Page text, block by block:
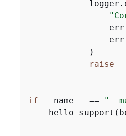
            )
raise
if __name__ ==